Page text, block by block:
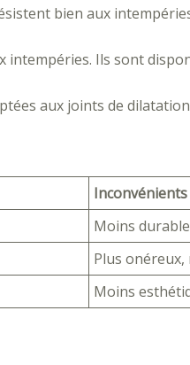
bien aux
Ils sont
aux joints de
Inconvénients
Moins
Plus
Moins